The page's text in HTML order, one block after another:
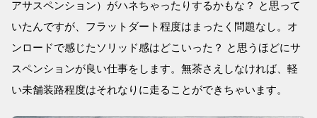
アサスペンション）がハネちゃったりするかもな？ と思って
いたんですが、フラットダート程度はまったく問題なし。オ
ンロードで感じたソリッド感はどこいった？ と思うほどにサ
スペンションが良い仕事をします。無茶さえしなければ、軽
い未舗装路程度はそれなりに走ることができちゃいます。